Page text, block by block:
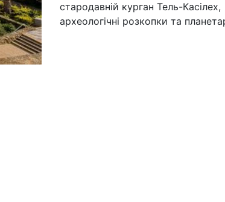
стародавній курган Тель-Касілех,
археологічні розкопки та